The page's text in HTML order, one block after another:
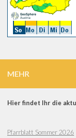
MEHR
Hier findet Ihr die
Pfarrblatt Sommer 2026